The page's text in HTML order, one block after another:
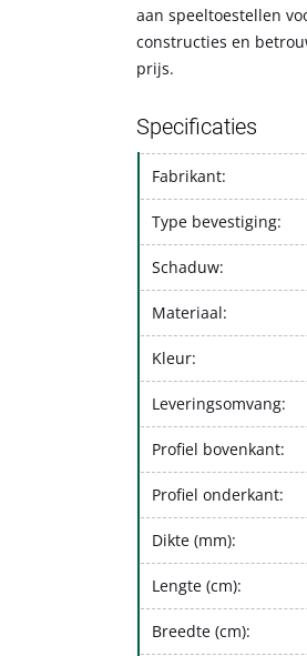
aan speeltoestellen
constructies en
prijs.
Specificaties
Fabrikant:
Type bevestiging:
Schaduw:
Materiaal:
Kleur:
Leveringsomvang:
Profiel bovenkant:
Profiel onderkant:
Dikte (mm):
Lengte (cm):
Breedte (cm):